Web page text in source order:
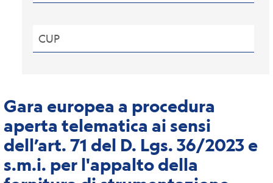
Gara europea a procedura
aperta telematica ai sensi
dell’art. 71 del D. Lgs. 36/2023 e
s.m.i. per l'appalto della
CUP